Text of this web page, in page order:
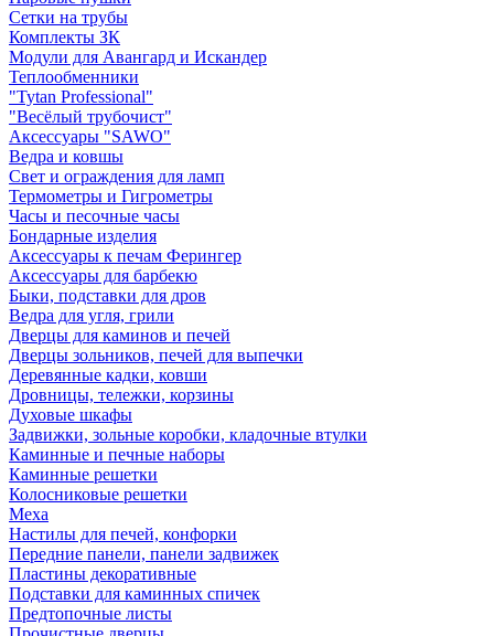
Сетки на трубы
Комплекты ЗК
Модули для Авангард и Искандер
Теплообменники
"Tytan Professional"
"Весёлый трубочист"
Аксессуары "SAWO"
Ведра и ковшы
Свет и ограждения для ламп
Термометры и Гигрометры
Часы и песочные часы
Бондарные изделия
Аксессуары к печам Ферингер
Аксессуары для барбекю
Быки, подставки для дров
Ведра для угля, грили
Дверцы для каминов и печей
Дверцы зольников, печей для выпечки
Деревянные кадки, ковши
Дровницы, тележки, корзины
Духовые шкафы
Задвижки, зольные коробки, кладочные втулки
Каминные и печные наборы
Каминные решетки
Колосниковые решетки
Меха
Настилы для печей, конфорки
Передние панели, панели задвижек
Пластины декоративные
Подставки для каминных спичек
Предтопочные листы